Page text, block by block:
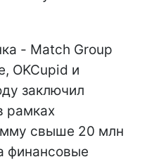
- Match Group
OKCupid и
заключил
рамках
свыше 20 млн
финансовые